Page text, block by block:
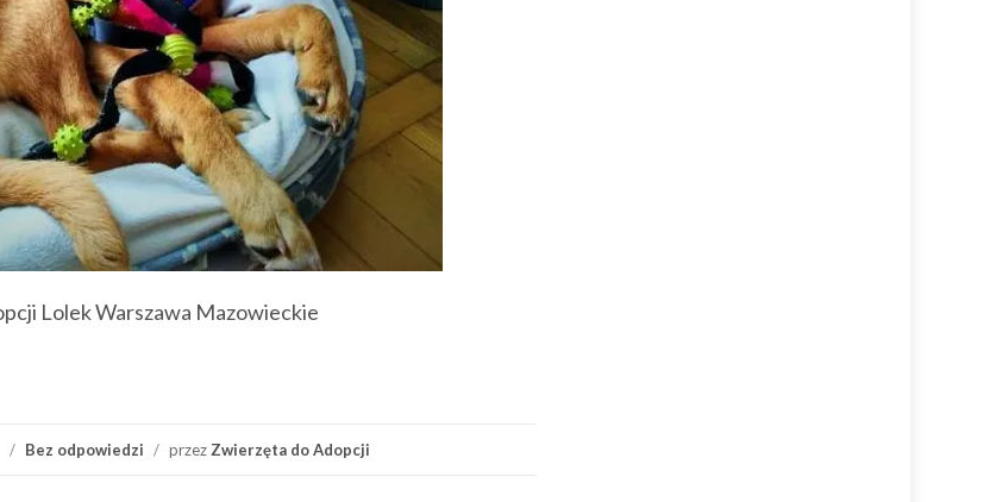
Lolek Warszawa Mazowieckie
/ Bez odpowiedzi / przez Zwierzęta do Adopcji